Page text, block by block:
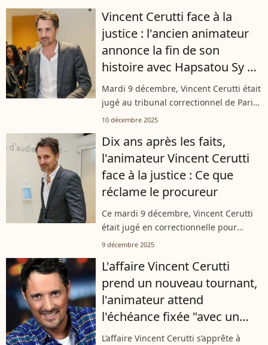
de télévision a été reconnu...
Vincent Cerutti face à la
justice : l'ancien animateur
annonce la fin de son
histoire avec Hapsatou Sy à
la barre
Mardi 9 décembre, Vincent Cerutti était
jugé au tribunal correctionnel de Paris
pour des faits remontant à 2015. Pour
Hapsatou Sy a fait le déplacement....
10 décembre 2025
Dix ans après les faits,
l'animateur Vincent Cerutti
face à la justice : Ce que
réclame le procureur
Ce mardi 9 décembre, Vincent Cerutti
était jugé en correctionnelle pour
"atteinte sexuelle avec violence,
qu'il risquait jusqu'à 5 ans de prison...
9 décembre 2025
L'affaire Vincent Cerutti
prend un nouveau tournant,
l'animateur attend
l'échéance fixée "avec un
certain soulagement"
L’affaire Vincent Cerutti s’apprête à